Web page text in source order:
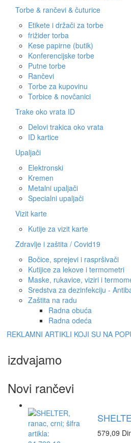
Torbe & rančevi & čuturice
Etikete i držači za torbe
frižider torba
Kese papirne (butik)
Konferencijske torbe
Putne torbe
Rančevi
Torbe za kupovinu
Torbice & novčanici
Trake oko vrata ID
Delovi trakica oko vrata
ID kartice
Upaljači
Elektronski
Kremen
Metalni upaljači
Specialni upaljači
Vizit karte
Kutije za vizit karte
Zdravlje i zaštita / Covid19
Bočice, sprejevi i raspršivači
Kutijice za lekove i termometri
Maske, rukavice, viziri i
Sredstva za dezinfekciju -
Zaštita na radu
Radna obuća
Radna odeća
REKLAMNI ARTIKLI KOJI SU NA
izdvajamo
Novi rančevi
579,09